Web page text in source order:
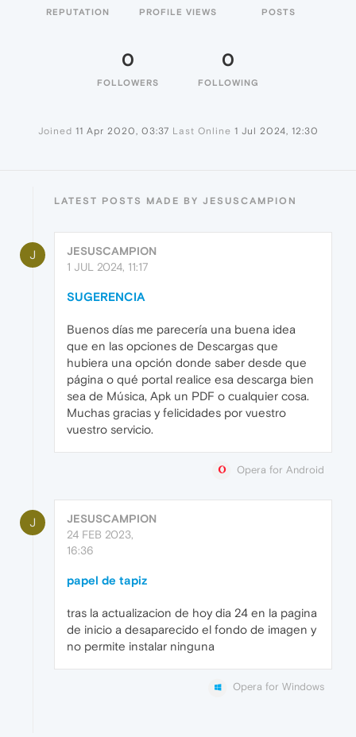
REPUTATION PROFILE VIEWS POSTS
0
FOLLOWERS
0
FOLLOWING
Joined 11 Apr 2020, 03:37 Last Online 1 Jul 2024, 12:30
LATEST POSTS MADE BY JESUSCAMPION
J
JESUSCAMPION
1 JUL 2024, 11:17
SUGERENCIA
Buenos días me parecería una buena idea
que en las opciones de Descargas que
hubiera una opción donde saber desde que
página o qué portal realice esa descarga bien
sea de Música, Apk un PDF o cualquier cosa.
Muchas gracias y felicidades por vuestro
vuestro servicio.
Opera for Android
J
JESUSCAMPION
24 FEB 2023,
16:36
papel de tapiz
tras la actualizacion de hoy dia 24 en la pagina
de inicio a desaparecido el fondo de imagen y
no permite instalar ninguna
Opera for Windows